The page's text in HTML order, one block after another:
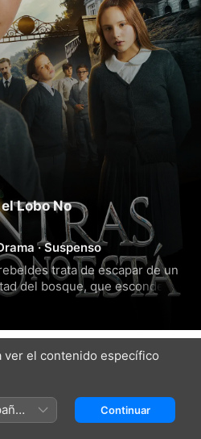
Lobo No
·Suspenso
trata de escapar de un
del bosque, que esconde
que descubren el pasado
convierte en una carrera
Una historia de amor,
de la realidad en un lugar
crecer.
ver el contenido específico
Continuar